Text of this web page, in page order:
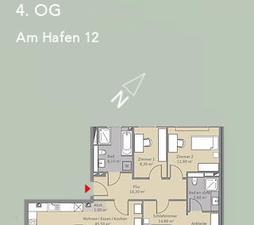
4. OG
Am Hafen 12